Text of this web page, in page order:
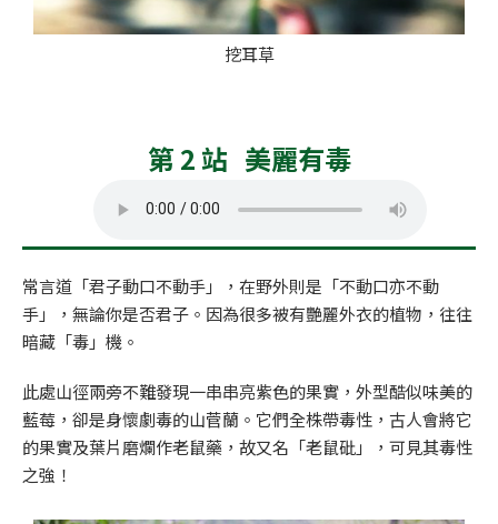
挖耳草
第 2 站 美麗有毒
常言道「君子動口不動手」，在野外則是「不動口亦不動
手」，無論你是否君子。因為很多被有艷麗外衣的植物，往往
暗藏「毒」機。
此處山徑兩旁不難發現一串串亮紫色的果實，外型酷似味美的
藍莓，卻是身懷劇毒的山菅蘭。它們全株帶毒性，古人會將它
的果實及葉片磨爛作老鼠藥，故又名「老鼠砒」，可見其毒性
之強！